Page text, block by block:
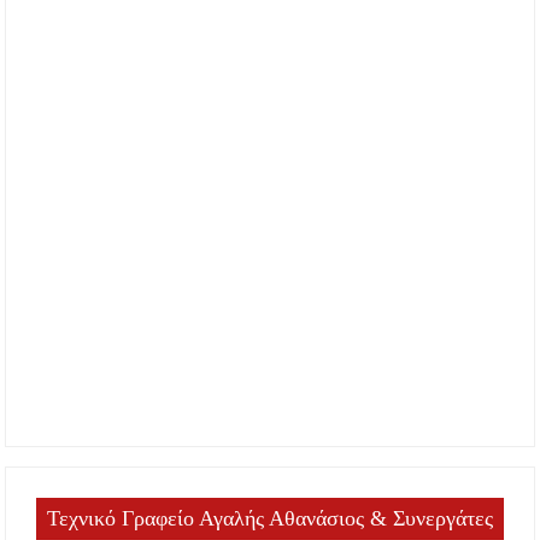
Τεχνικό Γραφείο Αγαλής Αθανάσιος & Συνεργάτες